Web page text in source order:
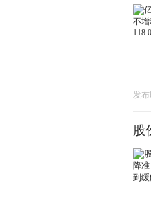
发布
股